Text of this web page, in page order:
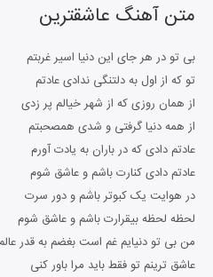
متن آهنگ عاشقترین
بی تو در هر جای این دنیا اسیر غربتم
تو که از اول به دلتنگی ندادی عادتم
از همان روزی که از شهر خیالم پر زدی
از همه دنیا گرفتی و شدی همصحبتم
عادتم دادی که در باران به یادت آورم
عادتم دادی کنارت باشم و عاشق شوم
در هوایت یک کبوتر باشم و دور سرت
لحظه لحظه بیقرارت باشم و عاشق شوم
من بی تو دنیایم غم است بغضم به قدر
عاشق ترینم تو فقط باید مرا باور کنی